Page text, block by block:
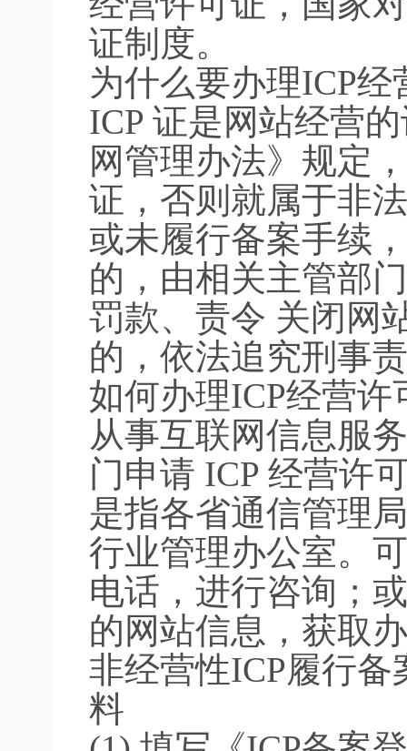
证制度。
为什么要办理ICP
ICP 证是网站经营
网管理办法》规定
证，否则就属于非
或未履行备案手续
的，由相关主管部
罚款、责令 关闭网
的，依法追究刑事
如何办理ICP经营
从事互联网信息服
门申请 ICP 经营许
是指各省通信管理
行业管理办公室。
电话，进行咨询；
的网站信息，获取
非经营性ICP履行
料